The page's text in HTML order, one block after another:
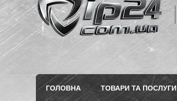
ГОЛОВНА ТОВАРИ ТА ПОСЛУГИ